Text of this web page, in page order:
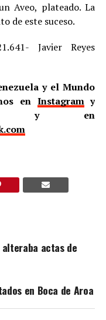
Aveo, plateado. La
de este suceso.
Javier Reyes
y el Mundo
en Instagramy
en
actas de
en Boca de Aroa